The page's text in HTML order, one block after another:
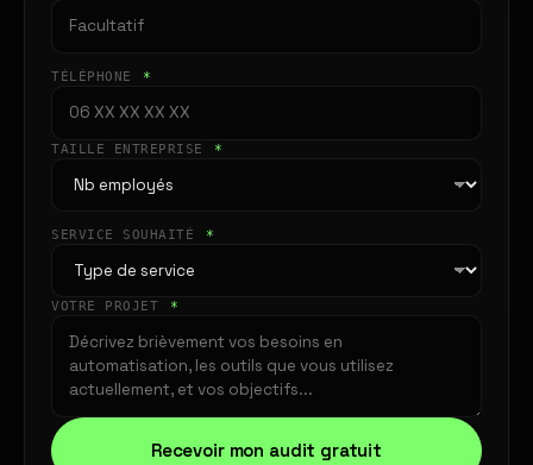
TÉLÉPHONE *
TAILLE ENTREPRISE *
SERVICE SOUHAITÉ *
VOTRE PROJET *
Recevoir mon audit gratuit